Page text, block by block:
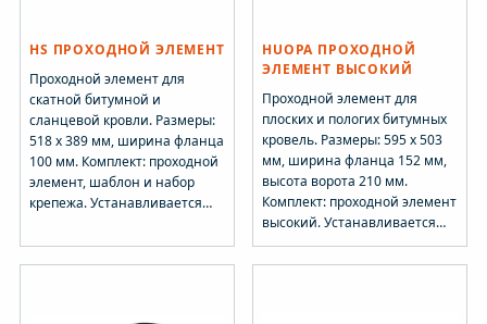
HS ПРОХОДНОЙ ЭЛЕМЕНТ
Проходной элемент для
скатной битумной и
сланцевой кровли. Размеры:
518 х 389 мм, ширина фланца
100 мм. Комплект: проходной
элемент, шаблон и набор
крепежа. Устанавливается
материала.
HUOPA ПРОХОДНОЙ
ЭЛЕМЕНТ ВЫСОКИЙ
Проходной элемент для
плоских и пологих битумных
кровель. Размеры: 595 х 503
мм, ширина фланца 152 мм,
высота ворота 210 мм.
Комплект: проходной элемент
высокий. Устанавливается
при монтаже кровельного
материала.